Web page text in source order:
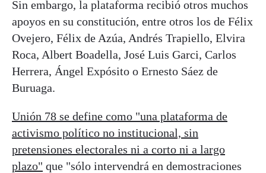
Sin embargo, la plataforma recibió otros muchos
apoyos en su constitución, entre otros los de Félix
Ovejero, Félix de Azúa, Andrés Trapiello, Elvira
Roca, Albert Boadella, José Luis Garci, Carlos
Herrera, Ángel Expósito o Ernesto Sáez de
Buruaga.
Unión 78 se define como "una plataforma de
activismo político no institucional, sin
pretensiones electorales ni a corto ni a largo
plazo" que "sólo intervendrá en demostraciones